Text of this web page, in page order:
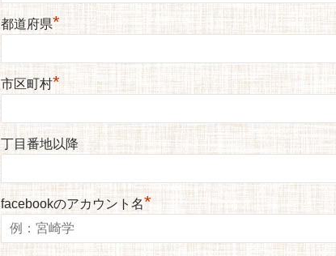
都道府県*
市区町村*
丁目番地以降
facebookのアカウント名*